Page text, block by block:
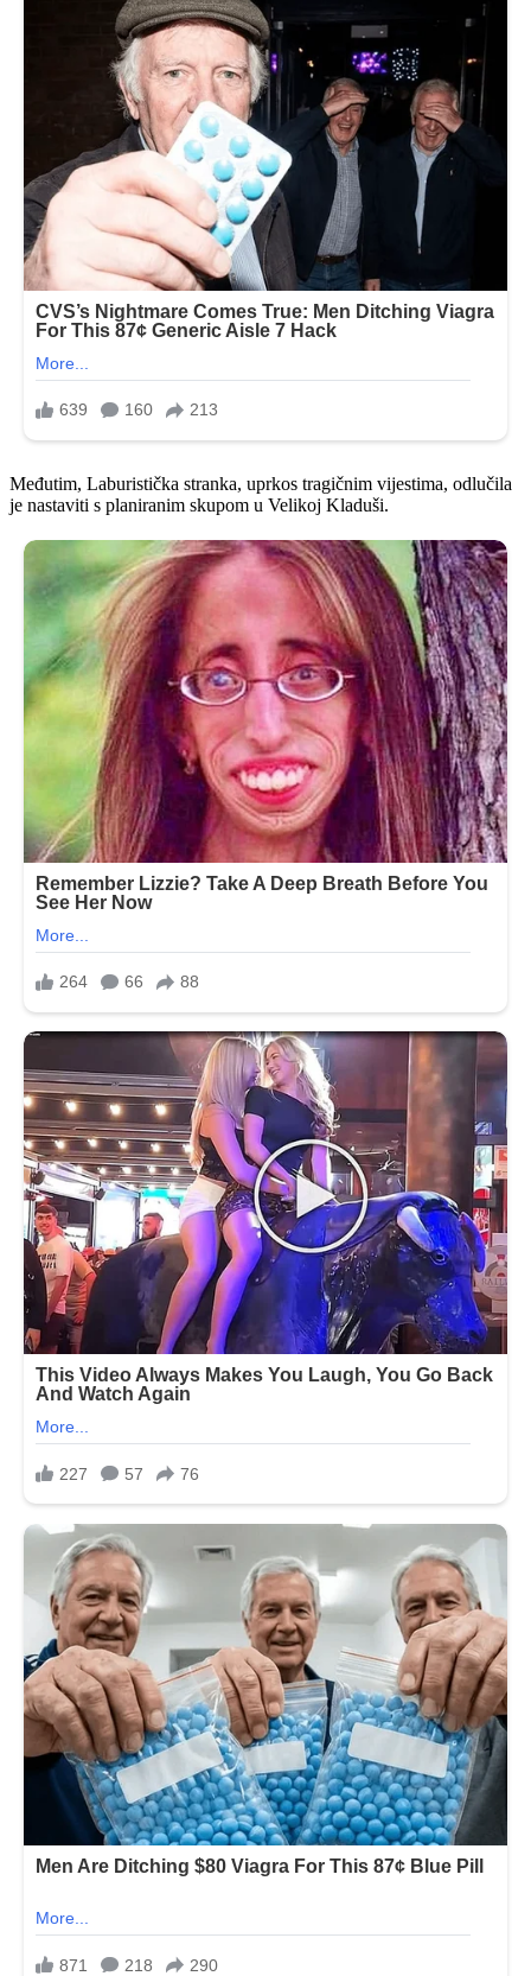
Međutim, Laburistička stranka, uprkos tragičnim vijestima, odlučila
je nastaviti s planiranim skupom u Velikoj Kladuši.